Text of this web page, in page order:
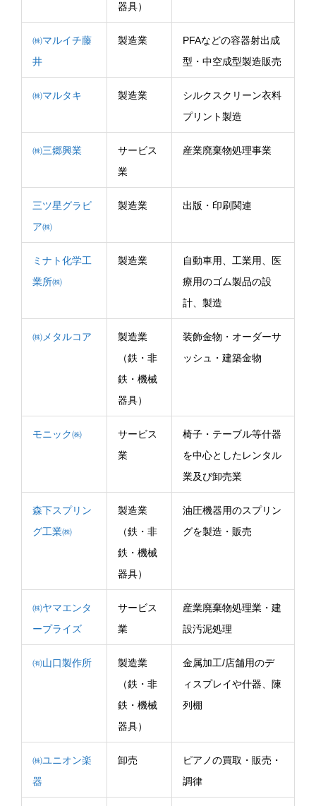
器具）
㈱マルイチ藤
井
製造業
PFAなどの容器射出成
型・中空成型製造販売
㈱マルタキ 製造業
シルクスクリーン衣料
プリント製造
㈱三郷興業
サービス
業
産業廃棄物処理事業
三ツ星グラビ
ア㈱
製造業 出版・印刷関連
ミナト化学工
業所㈱
製造業
自動車用、工業用、医
療用のゴム製品の設
計、製造
㈱メタルコア
製造業
（鉄・非
鉄・機械
器具）
装飾金物・オーダーサ
ッシュ・建築金物
モニック㈱
サービス
業
椅子・テーブル等什器
を中心としたレンタル
業及び卸売業
森下スプリン
グ工業㈱
製造業
（鉄・非
鉄・機械
器具）
油圧機器用のスプリン
グを製造・販売
㈱ヤマエンタ
ープライズ
サービス
業
産業廃棄物処理業・建
設汚泥処理
㈲山口製作所
製造業
（鉄・非
鉄・機械
器具）
金属加工/店舗用のデ
ィスプレイや什器、陳
列棚
㈱ユニオン楽
器
卸売
ピアノの買取・販売・
調律